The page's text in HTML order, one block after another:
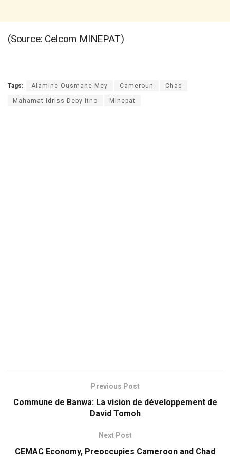
(Source: Celcom MINEPAT)
Tags: Alamine Ousmane Mey Cameroun Chad
Mahamat Idriss Deby Itno Minepat
Previous Post
Commune de Banwa: La vision de développement de
David Tomoh
Next Post
CEMAC Economy, Preoccupies Cameroon and Chad